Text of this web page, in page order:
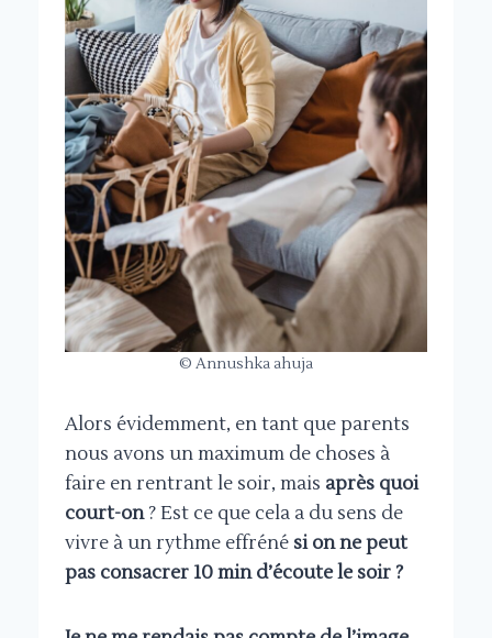
© Annushka ahuja
Alors évidemment, en tant que parents
nous avons un maximum de choses à
faire en rentrant le soir, mais après quoi
court-on? Est ce que cela a du sens de
vivre à un rythme effréné si on ne peut
pas consacrer 10 min d’écoute le soir ?